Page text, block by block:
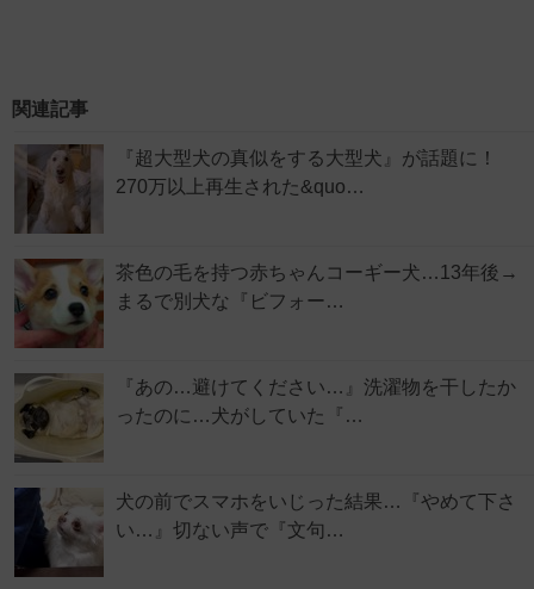
関連記事
『超大型犬の真似をする大型犬』が話題に！
270万以上再生された&quo…
茶色の毛を持つ赤ちゃんコーギー犬…13年後→
まるで別犬な『ビフォー…
『あの…避けてください…』洗濯物を干したか
ったのに…犬がしていた『…
犬の前でスマホをいじった結果…『やめて下さ
い…』切ない声で『文句…